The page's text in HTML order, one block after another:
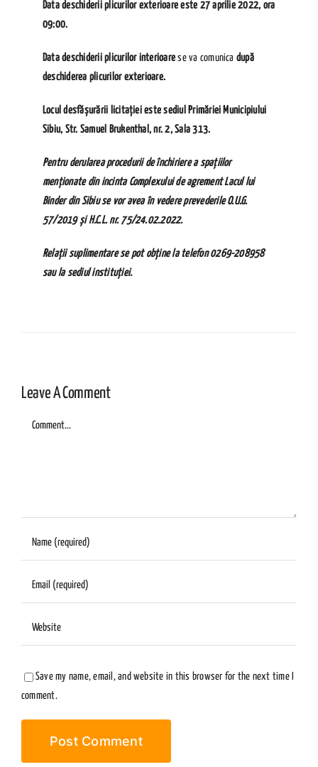
Data deschiderii plicurilor exterioare este 27 aprilie 2022, ora
09:00.
Data deschiderii plicurilor interioare se va comunica după
deschiderea plicurilor exterioare.
Locul desfășurării licitației este sediul Primăriei Municipiului
Sibiu, Str. Samuel Brukenthal, nr. 2, Sala 313.
Pentru derularea procedurii de închiriere a spațiilor
menționate din incinta Complexului de agrement Lacul lui
Binder din Sibiu se vor avea în vedere prevederile O.U.G.
57/2019 și H.C.L. nr. 75/24.02.2022.
Relații suplimentare se pot obține la telefon 0269-208958
sau la sediul instituției.
Leave A Comment
Comment
Save my name, email, and website in this browser for the next time I
comment.